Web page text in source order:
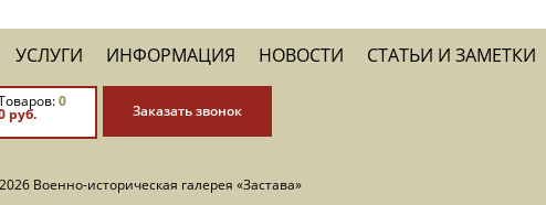
УСЛУГИ ИНФОРМАЦИЯ НОВОСТИ СТАТЬИ И ЗАМЕТКИ
0
руб. Заказать звонок
Военно-историческая галерея «Застава»